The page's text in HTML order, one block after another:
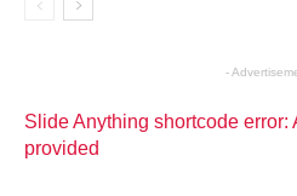
-
Slide Anything shortcode error:
provided